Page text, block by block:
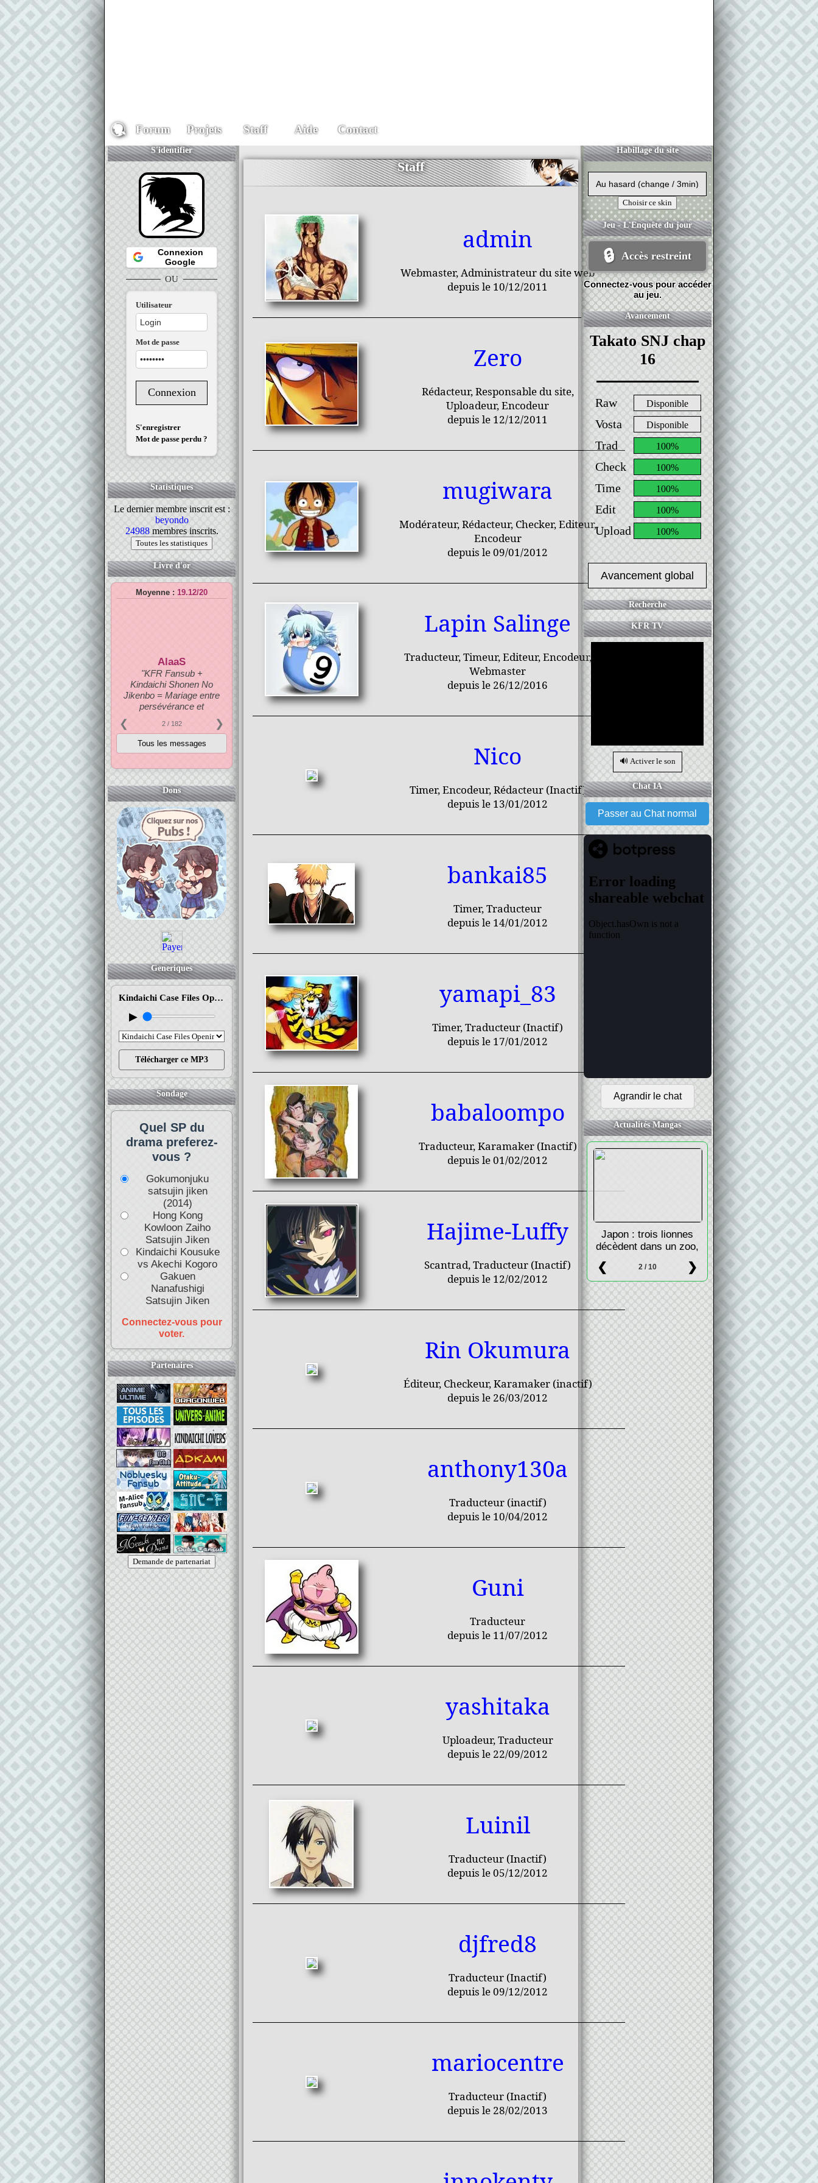
Forum Projets Staff Aide Contact
S'identifier
Connexion
Google
OU
Utilisateur
Mot de passe
S'enregistrer
Mot de passe perdu ?
Statistiques
Le dernier membre inscrit est :
beyondo
24988membres inscrits.
Livre d'or
Moyenne : 19.12/20
AlaaS
"KFR Fansub +
Kindaichi Shonen No
Jikenbo = Mariage entre
persévérance et
Bonne continuation :)"
Note :
❮ 2/ 182 ❯
Dons
Generiques
Kindaichi Case Files Opening 1 (CONFUSED MEMORIES)
▶
Télécharger ce MP3
Sondage
Quel SP du
drama preferez-
vous ?
Gokumonjuku
satsujin jiken
(2014)
Hong Kong
Kowloon Zaiho
Satsujin Jiken
Kindaichi Kousuke
vs Akechi Kogoro
Gakuen
Nanafushigi
Satsujin Jiken
Connectez-vous pour
voter.
Partenaires
Habillage du site
Jeu - L'Enquête du jour
🔒 Accès restreint
Connectez-vous pour accéder
au jeu.
Avancement
Takato SNJ chap
16
Raw Disponible
Vosta Disponible
Trad 100%
Check 100%
Time 100%
Edit 100%
Upload 100%
Avancement global
Recherche
KFR TV
🔊 Activer le son
Chat IA
Passer au Chat normal
Actualités Mangas
Japon : trois lionnes
décèdent dans un zoo,
de la chaleur
❮ 2 / 10 ❯
Staff
admin
Webmaster, Administrateur du site web
depuis le 10/12/2011
Zero
Rédacteur, Responsable du site,
Uploadeur, Encodeur
depuis le 12/12/2011
mugiwara
Modérateur, Rédacteur, Checker, Editeur,
Encodeur
depuis le 09/01/2012
Lapin Salinge
Traducteur, Timeur, Editeur, Encodeur,
Webmaster
depuis le 26/12/2016
Nico
Timer, Encodeur, Rédacteur (Inactif)
depuis le 13/01/2012
bankai85
Timer, Traducteur
depuis le 14/01/2012
yamapi_83
Timer, Traducteur (Inactif)
depuis le 17/01/2012
babaloompo
Traducteur, Karamaker (Inactif)
depuis le 01/02/2012
Hajime-Luffy
Scantrad, Traducteur (Inactif)
depuis le 12/02/2012
Rin Okumura
Éditeur, Checkeur, Karamaker (inactif)
depuis le 26/03/2012
anthony130a
Traducteur (inactif)
depuis le 10/04/2012
Guni
Traducteur
depuis le 11/07/2012
yashitaka
Uploadeur, Traducteur
depuis le 22/09/2012
Luinil
Traducteur (Inactif)
depuis le 05/12/2012
djfred8
Traducteur (Inactif)
depuis le 09/12/2012
mariocentre
Traducteur (Inactif)
depuis le 28/02/2013